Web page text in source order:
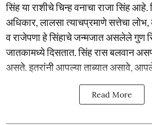
सिंह या राशीचे चिन्ह वनाचा राजा सिंह
अधिकार, लालसा त्याचप्रमाणे सत्तेचा लोभ,
व राजेपणा हे सिंहाचे जन्मजात असलेले गुण
जातकामध्ये दिसतात. सिंह रास बलवान
असते. इतरांनी आपल्या ताब्यात असावे, आपले
Read More